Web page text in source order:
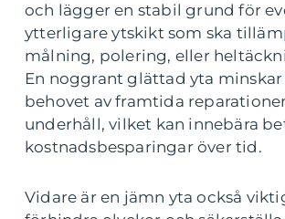
och lägger en stabil grund för
ytterligare ytskikt som ska
målning, polering, eller
En noggrant glättad yta minskar
behovet av framtida
underhåll, vilket kan innebära
kostnadsbesparingar över tid.
Vidare är en jämn yta också